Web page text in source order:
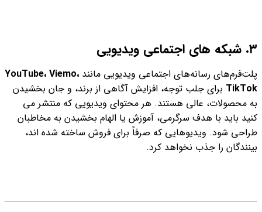
٣. شبکه های اجتماعی ویدیویی
پلت‌فرم‌های رسانه‌های اجتماعی ویدیویی مانند YouTube، Viemo،
TikTok برای جلب توجه، افزایش آگاهی از برند، و جان بخشیدن
به محصولات، عالی هستند. هر محتوای ویدیویی که منتشر می
کنید باید با هدف سرگرمی، آموزش یا الهام بخشیدن به مخاطبان
طراحی شود. ویدیوهایی که صرفاً برای فروش ساخته شده اند،
بینندگان را جذب نخواهد کرد.